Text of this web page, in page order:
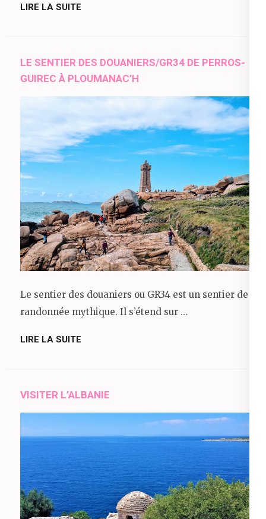
LIRE LA SUITE
LE SENTIER DES DOUANIERS/GR34 DE PERROS-
GUIREC À PLOUMANAC’H
Le sentier des douaniers ou GR34 est un sentier de
randonnée mythique. Il s’étend sur …
LIRE LA SUITE
VISITER L’ALBANIE